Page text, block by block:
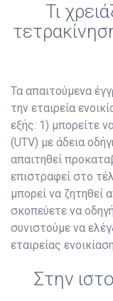
Τι
Τα απαιτούμενα
την εταιρεία
εξής: 1) μπορείτε
(UTV) με άδεια
απαιτηθεί
επιστραφεί στο
μπορεί να ζητηθεί
σκοπεύετε να
συνιστούμε να
εταιρείας
Στην